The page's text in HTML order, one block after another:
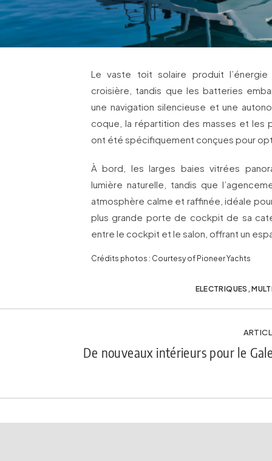
Le vaste toit solaire produit
croisière, tandis que les batteries
une navigation silencieuse et une
coque, la répartition des masses et les
ont été spécifiquement conçues pour
À bord, les larges baies vitrées
lumière naturelle, tandis que
atmosphère calme et raffinée, idéale
plus grande porte de cockpit de sa
entre le cockpit et le salon, offrant un
Crédits photos : Courtesy of Pioneer Yachts
ELECTRIQUES ,
De nouveaux intérieurs pour le